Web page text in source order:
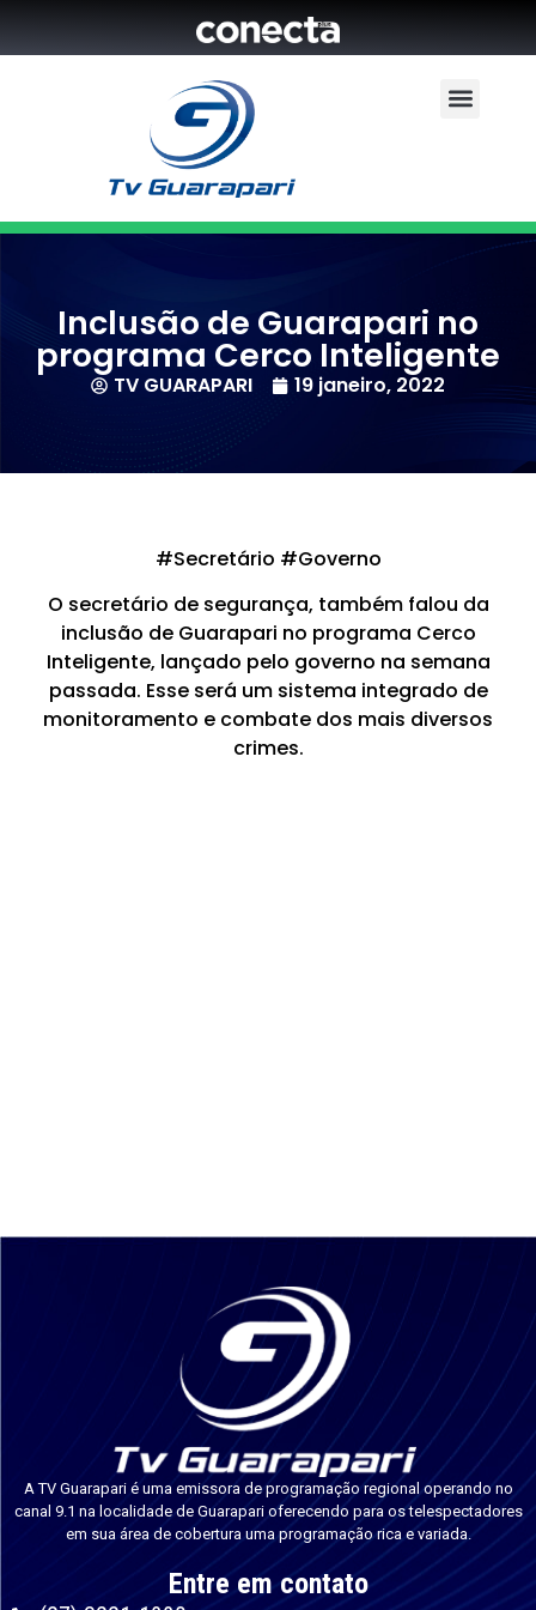
Inclusão de Guarapari no
programa Cerco Inteligente
TV GUARAPARI 19 janeiro, 2022
#Secretário #Governo
O secretário de segurança, também falou da
inclusão de Guarapari no programa Cerco
Inteligente, lançado pelo governo na semana
passada. Esse será um sistema integrado de
monitoramento e combate dos mais diversos
crimes.
A TV Guarapari é uma emissora de programação regional operando no
canal 9.1 na localidade de Guarapari oferecendo para os telespectadores
em sua área de cobertura uma programação rica e variada.
Entre em contato